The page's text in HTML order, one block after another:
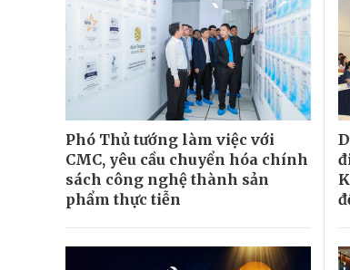
Phó Thủ tướng làm việc với
CMC, yêu cầu chuyển hóa chính
sách công nghệ thành sản
phẩm thực tiễn